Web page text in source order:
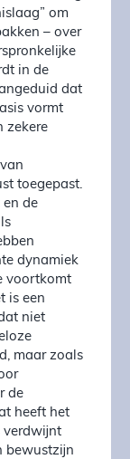
om
– over
in de
dat
vormt
zekere
toegepast.
en de
dynamiek
voortkomt
is een
niet
maar zoals
de
heeft het
verdwijnt
bewustzijn